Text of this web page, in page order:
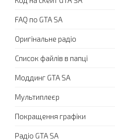
FAQ по GTA SA
Оригінальне радіо
Список файлів в папці
Моддинг GTA SA
Мультиплеєр
Покращення графіки
Радіо GTA SA